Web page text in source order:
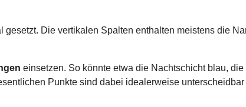
Die vertikalen Spalten enthalten meistens die
einsetzen. So könnte etwa die Nachtschicht blau, die
Punkte sind dabei idealerweise unterscheidbar